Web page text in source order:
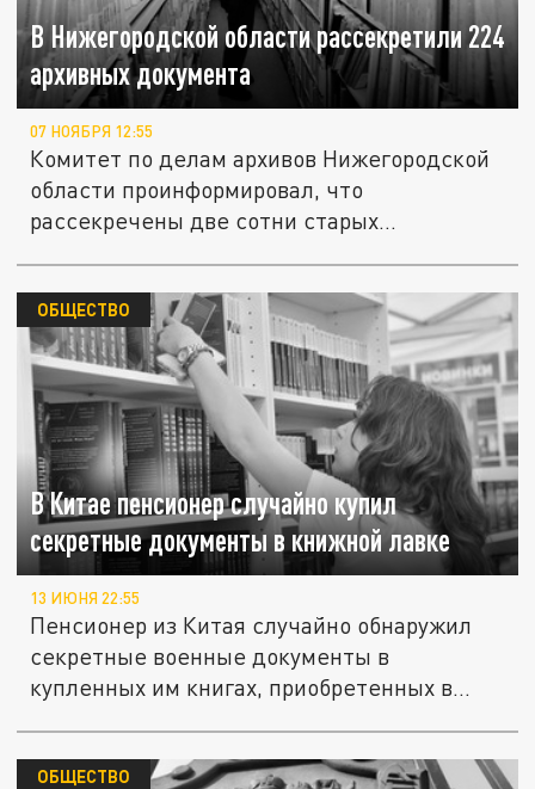
В Нижегородской области рассекретили 224
архивных документа
07 НОЯБРЯ 12:55
Комитет по делам архивов Нижегородской
области проинформировал, что
рассекречены две сотни старых
В Китае пенсионер случайно купил
секретные документы в книжной лавке
ОБЩЕСТВО
13 ИЮНЯ 22:55
Пенсионер из Китая случайно обнаружил
секретные военные документы в
купленных им книгах, приобретенных в...
ОБЩЕСТВО